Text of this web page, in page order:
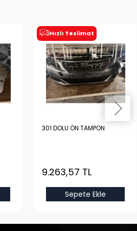
Hızlı Teslimat
301 DOLU ÖN TAMPON
9.263,57 TL
Sepete Ekle